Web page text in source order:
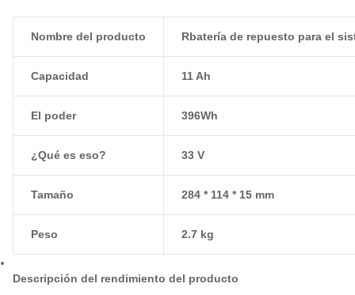
Nombre del producto Rbatería de repuesto para el
Capacidad 11 Ah
El poder 396Wh
¿Qué es eso? 33 V
Tamaño 284 * 114 * 15 mm
Peso 2.7 kg
Descripción del rendimiento del producto